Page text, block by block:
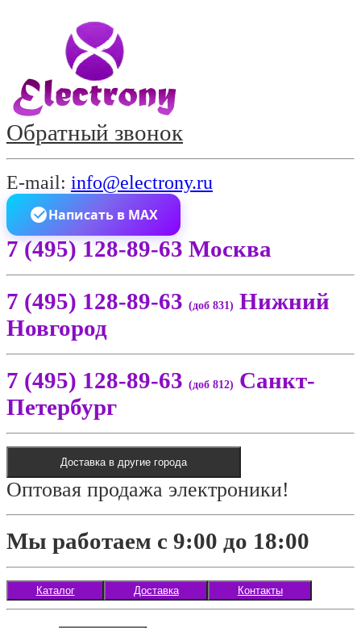
Обратный звонок
E-mail: info@electrony.ru
Написать в MAX
7 (495) 128-89-63 Москва
7 (495) 128-89-63 (доб 831) Нижний
Новгород
7 (495) 128-89-63 (доб 812) Санкт-
Петербург
Доставка в другие города
Оптовая продажа электроники!
Мы работаем с 9:00 до 18:00
Каталог Доставка Контакты